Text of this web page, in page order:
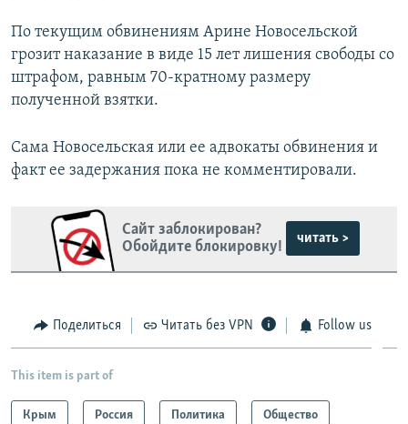
д
ы
д
у
и
й
д
д
у
ю
щ
й
с
й
д
По текущим обвинениям Арине Новосельской
грозит наказание в виде 15 лет лишения свободы со
штрафом, равным 70-кратному размеру
полученной взятки.
Сама Новосельская или ее адвокаты обвинения и
факт ее задержания пока не комментировали.
Сайт заблокирован?
Обойдите блокировку!
читать >
Поделиться Читать без VPN Follow us
This item is part of
Крым Россия Политика Общество